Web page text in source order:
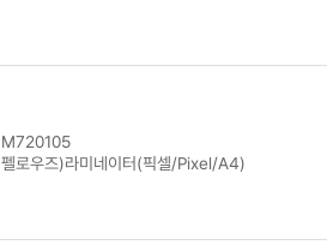
M720105
펠로우즈)라미네이터(픽셀/Pixel/A4)